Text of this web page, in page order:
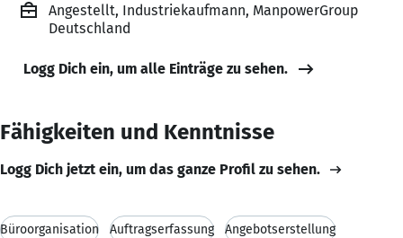
Angestellt, Industriekaufmann, ManpowerGroup
Deutschland
Logg Dich ein, um alle Einträge zu sehen.
Fähigkeiten und Kenntnisse
Logg Dich jetzt ein, um das ganze Profil zu sehen.
Büroorganisation Auftragserfassung Angebotserstellung